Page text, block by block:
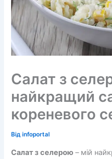
Салат з
найкращий
кореневого
Відinfoportal
Салат з селерою – мій